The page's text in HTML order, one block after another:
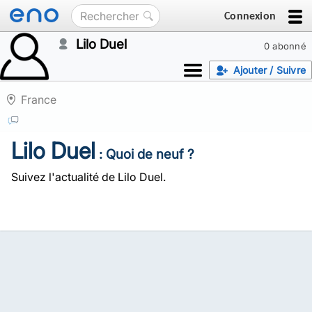
Connexion
0 abonné
Lilo Duel
Ajouter / Suivre
France
Lilo Duel : Quoi de neuf ?
Suivez l'actualité de Lilo Duel.